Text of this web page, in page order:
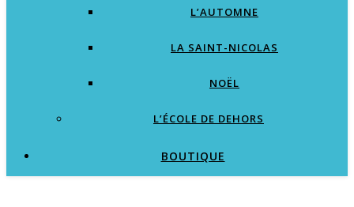
L’AUTOMNE
LA SAINT-NICOLAS
NOËL
L’ÉCOLE DE DEHORS
BOUTIQUE